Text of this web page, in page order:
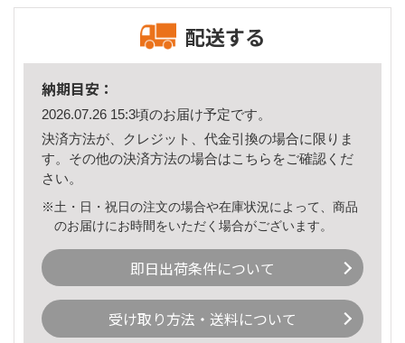
配送する
納期目安：
2026.07.26 15:3頃のお届け予定です。
決済方法が、クレジット、代金引換の場合に限りま
す。その他の決済方法の場合はこちら をご確認くだ
さい。
※土・日・祝日の注文の場合や在庫状況によって、商品
のお届けにお時間をいただく場合がございます。
即日出荷条件について
受け取り方法・送料について